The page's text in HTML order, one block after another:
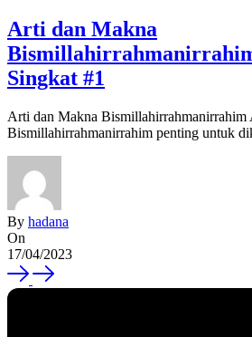
Arti dan Makna
Singkat #1
Arti dan Makna Bismillahirrahmanirrahim
Bismillahirrahmanirrahim penting untuk
By hadana
On
17/04/2023